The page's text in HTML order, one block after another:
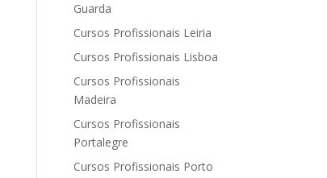
Guarda
Cursos Profissionais Leiria
Cursos Profissionais Lisboa
Cursos Profissionais
Madeira
Cursos Profissionais
Portalegre
Cursos Profissionais Porto